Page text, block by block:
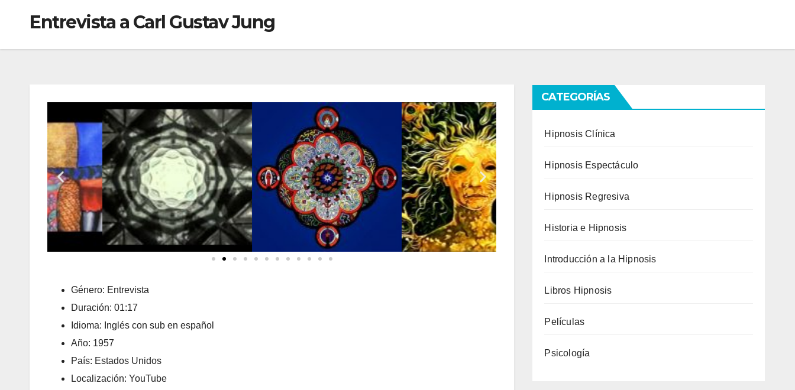
Entrevista a Carl Gustav Jung
Género: Entrevista
Duración: 01:17
Idioma: Inglés con sub en español
Año: 1957
País: Estados Unidos
Localización: YouTube
CATEGORÍAS
Hipnosis Clínica
Hipnosis Espectáculo
Hipnosis Regresiva
Historia e Hipnosis
Introducción a la Hipnosis
Libros Hipnosis
Películas
Psicología